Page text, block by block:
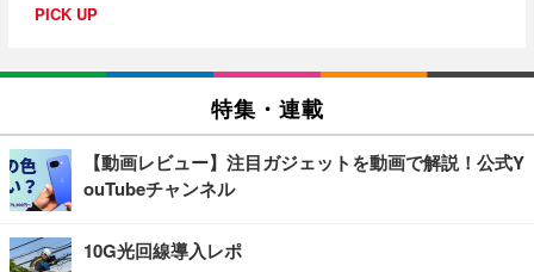
PICK UP
特集・連載
【動画レビュー】注目ガジェットを動画で解説！公式Y
ouTubeチャンネル
10G光回線導入レポ